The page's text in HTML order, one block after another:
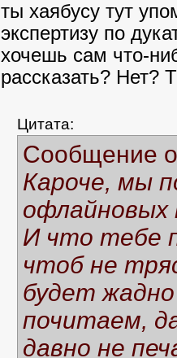
ты хаябусу тут
экспертизу по
хочешь сам что-
рассказать? Нет?
Цитата:
Сообщение
Кароче, мы
офлайновых
И что тебе
чтоб не
будет
почитаем,
давно не